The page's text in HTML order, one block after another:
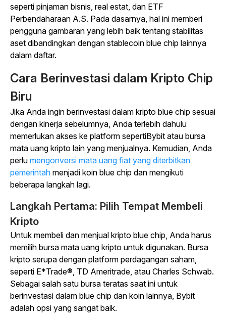
seperti pinjaman bisnis, real estat, dan ETF
Perbendaharaan A.S. Pada dasarnya, hal ini memberi
pengguna gambaran yang lebih baik tentang stabilitas
aset dibandingkan dengan stablecoin blue chip lainnya
dalam daftar.
Cara Berinvestasi dalam Kripto Chip
Biru
Jika Anda ingin berinvestasi dalam kripto blue chip sesuai
dengan kinerja sebelumnya, Anda terlebih dahulu
memerlukan akses ke platform sepertiBybit atau bursa
mata uang kripto lain yang menjualnya. Kemudian, Anda
perlu mengonversi mata uang fiat yang diterbitkan
pemerintah menjadi koin blue chip dan mengikuti
beberapa langkah lagi.
Langkah Pertama: Pilih Tempat Membeli
Kripto
Untuk membeli dan menjual kripto blue chip, Anda harus
memilih bursa mata uang kripto untuk digunakan. Bursa
kripto serupa dengan platform perdagangan saham,
seperti E*Trade®, TD Ameritrade, atau Charles Schwab.
Sebagai salah satu bursa teratas saat ini untuk
berinvestasi dalam blue chip dan koin lainnya, Bybit
adalah opsi yang sangat baik.